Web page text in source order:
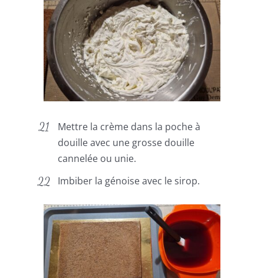
Mettre la crème dans la poche à
douille avec une grosse douille
cannelée ou unie.
Imbiber la génoise avec le sirop.